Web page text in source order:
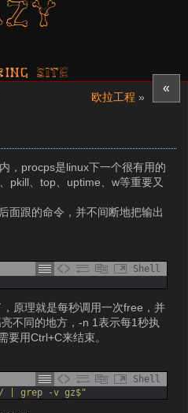
SITE
«
欧拉工程 »
，procps是linux下一个很有用的
pkill、top、uptime、w等重要又
面跟的命令，并不间断地把输出
Shell
原理就是每秒调用一次free，并
不同的地方，-n 1表示每1秒执
要用Ctrl+C来结束。
Shell
grep -v gz$"